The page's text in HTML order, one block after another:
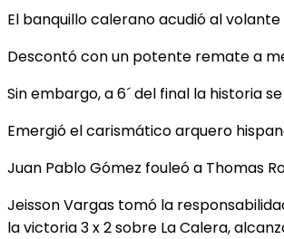
El banquillo calerano acudió al
Descontó con un potente remate a
Sin embargo, a 6´ del final la historia
Emergió el carismático arquero
Juan Pablo Gómez fouleó a Thomas
Jeisson Vargas tomó la
la victoria 3 x 2 sobre La Calera,